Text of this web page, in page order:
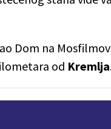
Dom na
od Kremlja